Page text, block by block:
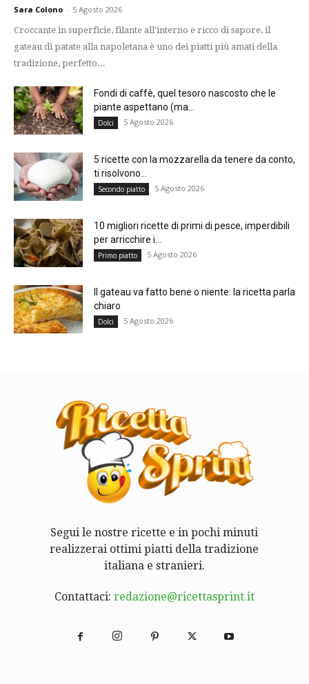
Sara Colono - 5 Agosto 2026
Croccante in superficie, filante all'interno e ricco di sapore, il
gateau di patate alla napoletana è uno dei piatti più amati della
tradizione, perfetto...
Fondi di caffè, quel tesoro nascosto che le
piante aspettano (ma...
Dolci 5 Agosto 2026
5 ricette con la mozzarella da tenere da conto,
ti risolvono...
Secondo piatto 5 Agosto 2026
10 migliori ricette di primi di pesce, imperdibili
per arricchire i...
Primo piatto 5 Agosto 2026
Il gateau va fatto bene o niente: la ricetta parla
chiaro
Dolci 5 Agosto 2026
Segui le nostre ricette e in pochi minuti
realizzerai ottimi piatti della tradizione
italiana e stranieri.
Contattaci: redazione@ricettasprint.it